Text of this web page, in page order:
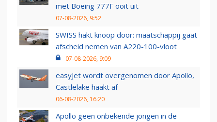
met Boeing 777F ooit uit
07-08-2026, 9:52
SWISS hakt knoop door: maatschappij gaat
afscheid nemen van A220-100-vloot
07-08-2026, 9:09
easyJet wordt overgenomen door Apollo,
Castlelake haakt af
06-08-2026, 16:20
Apollo geen onbekende jongen in de